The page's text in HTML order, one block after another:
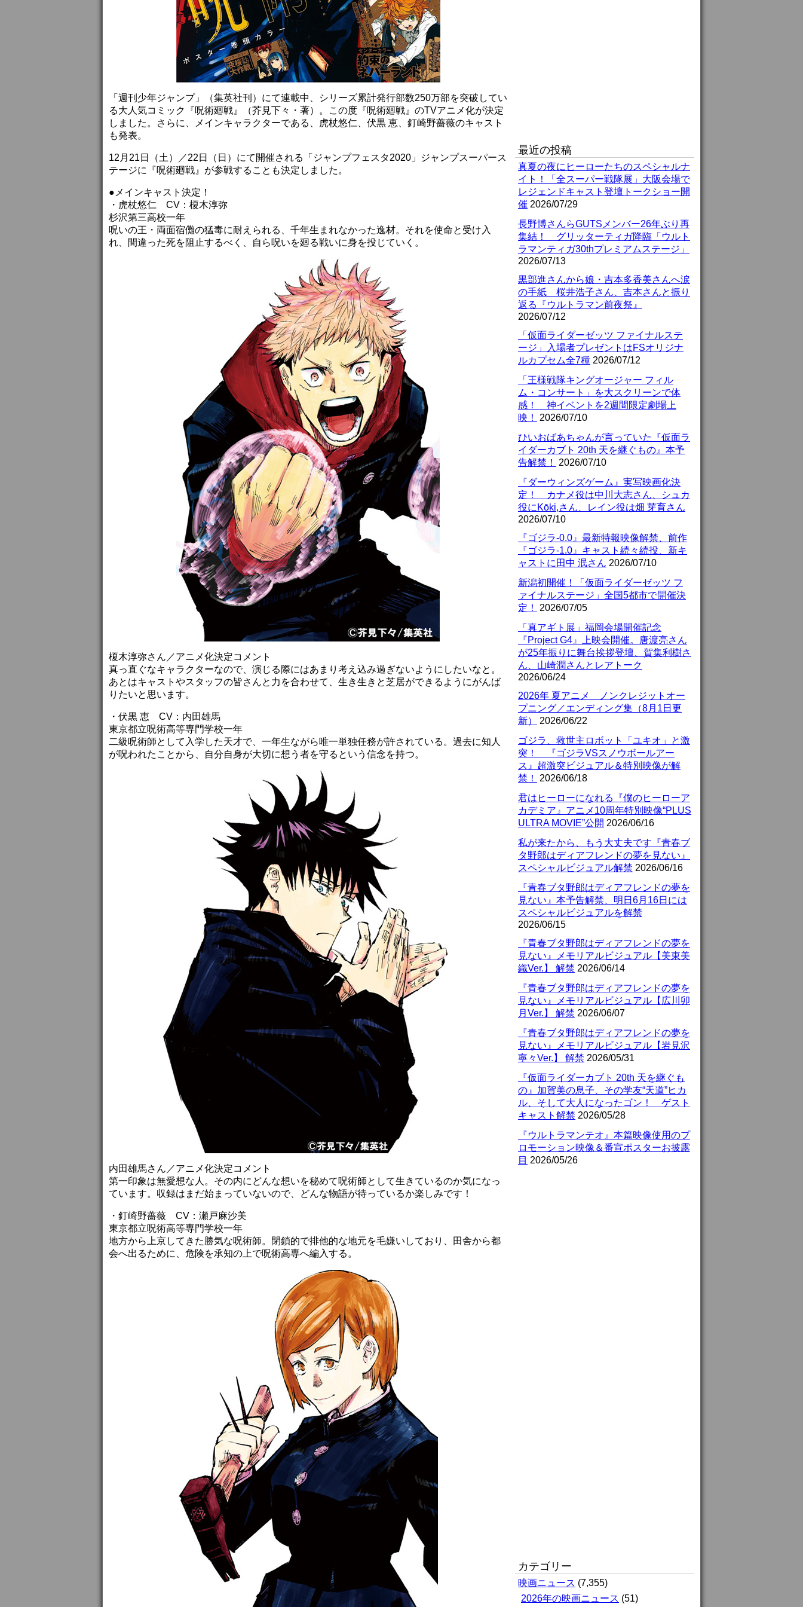
「週刊少年ジャンプ」（集英社刊）にて連載中、シリーズ累計発行部数250万部を突破してい
る大人気コミック『呪術廻戦』（芥見下々・著）。この度『呪術廻戦』のTVアニメ化が決定
しました。さらに、メインキャラクターである、虎杖悠仁、伏黒 恵、釘崎野薔薇のキャスト
も発表。
12月21日（土）／22日（日）にて開催される「ジャンプフェスタ2020」ジャンプスーパース
テージに『呪術廻戦』が参戦することも決定しました。
●メインキャスト決定！
・虎杖悠仁 CV：榎木淳弥
杉沢第三高校一年
呪いの王・両面宿儺の猛毒に耐えられる、千年生まれなかった逸材。それを使命と受け入
れ、間違った死を阻止するべく、自ら呪いを廻る戦いに身を投じていく。
榎木淳弥さん／アニメ化決定コメント
真っ直ぐなキャラクターなので、演じる際にはあまり考え込み過ぎないようにしたいなと。
あとはキャストやスタッフの皆さんと力を合わせて、生き生きと芝居ができるようにがんば
りたいと思います。
・伏黒 恵 CV：内田雄馬
東京都立呪術高等専門学校一年
二級呪術師として入学した天才で、一年生ながら唯一単独任務が許されている。過去に知人
が呪われたことから、自分自身が大切に想う者を守るという信念を持つ。
内田雄馬さん／アニメ化決定コメント
第一印象は無愛想な人。その内にどんな想いを秘めて呪術師として生きているのか気になっ
ています。収録はまだ始まっていないので、どんな物語が待っているか楽しみです！
・釘崎野薔薇 CV：瀬戸麻沙美
東京都立呪術高等専門学校一年
地方から上京してきた勝気な呪術師。閉鎖的で排他的な地元を毛嫌いしており、田舎から都
会へ出るために、危険を承知の上で呪術高専へ編入する。
最近の投稿
真夏の夜にヒーローたちのスペシャルナ
イト！「全スーパー戦隊展」大阪会場で
レジェンドキャスト登壇トークショー開
催 2026/07/29
長野博さんらGUTSメンバー26年ぶり再
集結！ グリッターティガ降臨「ウルト
ラマンティガ30thプレミアムステージ」
2026/07/13
黒部進さんから娘・吉本多香美さんへ涙
の手紙 桜井浩子さん、吉本さんと振り
返る『ウルトラマン前夜祭』
2026/07/12
「仮面ライダーゼッツ ファイナルステ
ージ」入場者プレゼントはFSオリジナ
ルカプセム全7種 2026/07/12
「王様戦隊キングオージャー フィル
ム・コンサート」を大スクリーンで体
感！ 神イベントを2週間限定劇場上
映！
2026/07/10
ひいおばあちゃんが言っていた『仮面ラ
イダーカブト 20th 天を継ぐもの』本予
告解禁！
2026/07/10
『ダーウィンズゲーム』実写映画化決
定！ カナメ役は中川大志さん、シュカ
役にKōki,さん、レイン役は畑 芽育さん
2026/07/10
『ゴジラ-0.0』最新特報映像解禁、前作
『ゴジラ-1.0』キャスト続々続投、新キ
ャストに田中 泯さん 2026/07/10
新潟初開催！「仮面ライダーゼッツ フ
ァイナルステージ」全国5都市で開催決
定！
2026/07/05
「真アギト展」福岡会場開催記念
『Project G4』上映会開催。唐渡亮さん
が25年振りに舞台挨拶登壇、賀集利樹さ
ん、山崎潤さんとレアトーク
2026/06/24
2026年 夏アニメ ノンクレジットオー
プニング／エンディング集（8月1日更
新）
2026/06/22
ゴジラ、救世主ロボット「ユキオ」と激
突！ 『ゴジラVSスノウボールアー
ス』超激突ビジュアル＆特別映像が解
禁！
2026/06/18
君はヒーローになれる『僕のヒーローア
カデミア』アニメ10周年特別映像“PLUS
ULTRA MOVIE”公開 2026/06/16
私が来たから、もう大丈夫です『青春ブ
タ野郎はディアフレンドの夢を見ない』
スペシャルビジュアル解禁 2026/06/16
『青春ブタ野郎はディアフレンドの夢を
見ない』本予告解禁、明日6月16日には
スペシャルビジュアルを解禁
2026/06/15
『青春ブタ野郎はディアフレンドの夢を
見ない』メモリアルビジュアル【美東美
織Ver.】 解禁 2026/06/14
『青春ブタ野郎はディアフレンドの夢を
見ない』メモリアルビジュアル【広川卯
月Ver.】 解禁 2026/06/07
『青春ブタ野郎はディアフレンドの夢を
見ない』メモリアルビジュアル【岩見沢
寧々Ver.】 解禁 2026/05/31
『仮面ライダーカブト 20th 天を継ぐも
の』加賀美の息子、その学友“天道”ヒカ
ル、そして大人になったゴン！ ゲスト
キャスト解禁 2026/05/28
『ウルトラマンテオ』本篇映像使用のプ
ロモーション映像＆番宣ポスターお披露
目 2026/05/26
カテゴリー
映画ニュース (7,355)
2026年の映画ニュース (51)